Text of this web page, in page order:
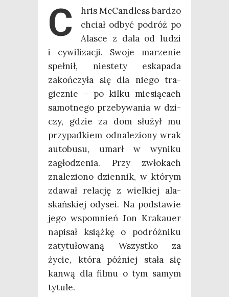
C
hris McCan­dless bar­dzo
chciał odbyć podróż po
Ala­sce z dala od ludzi
i cywi­li­za­cji. Swo­je marze­nie
speł­nił, nie­ste­ty eska­pa­da
zakoń­czy­ła się dla nie­go tra­
gicz­nie – po kil­ku mie­sią­cach
samot­ne­go prze­by­wa­nia w dzi­
czy, gdzie za dom słu­żył mu
przy­pad­kiem odna­le­zio­ny wrak
auto­bu­su, umarł w wyni­ku
zagło­dze­nia. Przy zwło­kach
zna­le­zio­no dzien­nik, w któ­rym
zda­wał rela­cję z wiel­kiej ala­
skań­skiej ody­sei. Na pod­sta­wie
jego wspo­mnień Jon Kra­kau­er
napi­sał książ­kę o podróż­ni­ku
zaty­tu­ło­wa­ną Wszyst­ko za
życie, któ­ra póź­niej sta­ła się
kan­wą dla fil­mu o tym samym
tytule.